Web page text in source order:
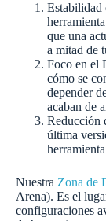
Estabilidad
que una
a mitad de
Foco en el
cómo se
depender
acaban de
Reducción
última
Nuestra Zona de
Arena). Es el
configuraciones